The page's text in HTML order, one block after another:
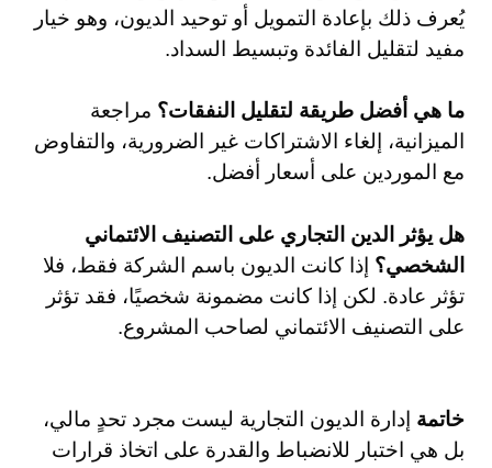
يُعرف ذلك بإعادة التمويل أو توحيد الديون، وهو خيار
مفيد لتقليل الفائدة وتبسيط السداد.
ما هي أفضل طريقة لتقليل النفقات؟ مراجعة
الميزانية، إلغاء الاشتراكات غير الضرورية، والتفاوض
مع الموردين على أسعار أفضل.
هل يؤثر الدين التجاري على التصنيف الائتماني
الشخصي؟ إذا كانت الديون باسم الشركة فقط، فلا
تؤثر عادة. لكن إذا كانت مضمونة شخصيًا، فقد تؤثر
على التصنيف الائتماني لصاحب المشروع.
خاتمة إدارة الديون التجارية ليست مجرد تحدٍ مالي،
بل هي اختبار للانضباط والقدرة على اتخاذ قرارات